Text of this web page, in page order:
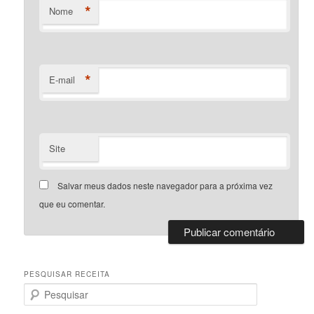
Nome *
E-mail *
Site
Salvar meus dados neste navegador para a próxima vez
que eu comentar.
PESQUISAR RECEITA
e